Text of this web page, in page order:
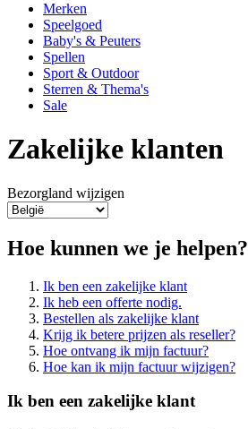
Merken
Speelgoed
Baby's & Peuters
Spellen
Sport & Outdoor
Sterren & Thema's
Sale
Zakelijke klanten
Bezorgland wijzigen
Hoe kunnen we je helpen?
Ik ben een zakelijke klant
Ik heb een offerte nodig.
Bestellen als zakelijke klant
Krijg ik betere prijzen als reseller?
Hoe ontvang ik mijn factuur?
Hoe kan ik mijn factuur wijzigen?
Ik ben een zakelijke klant